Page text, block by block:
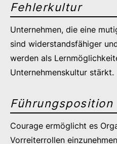
Fehlerkultur
Unternehmen, die eine
sind widerstandsfähiger
werden als
Unternehmenskultur stärkt.
Führungsposition
Courage ermöglicht es
Vorreiterrollen